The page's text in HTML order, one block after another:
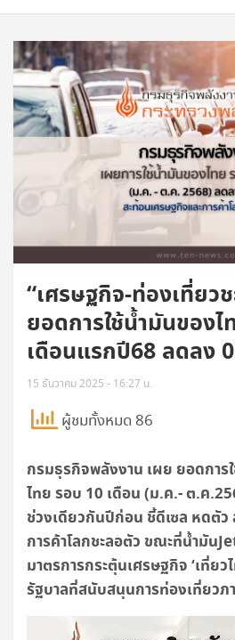
“เศรษฐกิจ-ท่องเที่ยว
ยอดการใช้น้ำมันของ
เดือนแรกปี68 ลดลง
15 ธันวาคม 2025 - 16:27 น.
ผู้ชมทั้งหมด 86
กรมธุรกิจพลังงาน เผย ยอดการ
ไทย รอบ 10 เดือน (ม.ค.- ต.ค
ช่วงเดียวกันปีก่อน ชี้ดีเซล หดตัว
การค้าโลกชะลอตัว ขณะที่น้ำมัน
มาตรการกระตุ้นเศรษฐกิจ ‘เที่ยว
รัฐบาลที่สนับสนุนการท่องเที่ยวภ